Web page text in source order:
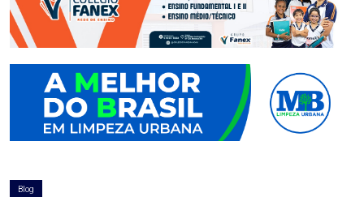
AÇÃO
SOCIAL
ADMINISTRAÇÃO
AGOSTO
Blog